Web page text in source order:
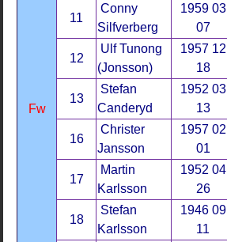
Fw
11
Conny
Silfverberg
1959 03
07
12
Ulf Tunong
(Jonsson)
1957 12
18
13
Stefan
Canderyd
1952 03
13
16
Christer
Jansson
1957 02
01
17
Martin
Karlsson
1952 04
26
18
Stefan
Karlsson
1946 09
11